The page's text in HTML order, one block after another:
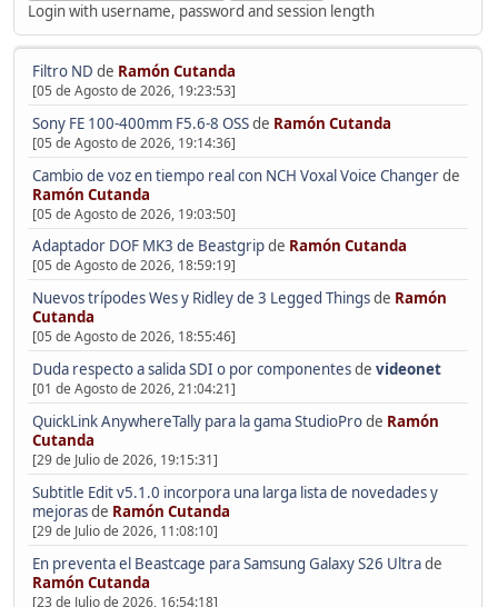
Login with username, password and session length
Filtro ND de Ramón Cutanda
[05 de Agosto de 2026, 19:23:53]
Sony FE 100-400mm F5.6-8 OSSde Ramón Cutanda
[05 de Agosto de 2026, 19:14:36]
Cambio de voz en tiempo real con NCH Voxal Voice Changerde
Ramón Cutanda
[05 de Agosto de 2026, 19:03:50]
Adaptador DOF MK3 de Beastgripde Ramón Cutanda
[05 de Agosto de 2026, 18:59:19]
Nuevos trípodes Wes y Ridley de 3 Legged Thingsde Ramón
Cutanda
[05 de Agosto de 2026, 18:55:46]
Duda respecto a salida SDI o por componentesde videonet
[01 de Agosto de 2026, 21:04:21]
QuickLink AnywhereTally para la gama StudioProde Ramón
Cutanda
[29 de Julio de 2026, 19:15:31]
Subtitle Edit v5.1.0 incorpora una larga lista de novedades y
mejorasde Ramón Cutanda
[29 de Julio de 2026, 11:08:10]
En preventa el Beastcage para Samsung Galaxy S26 Ultrade
Ramón Cutanda
[23 de Julio de 2026, 16:54:18]